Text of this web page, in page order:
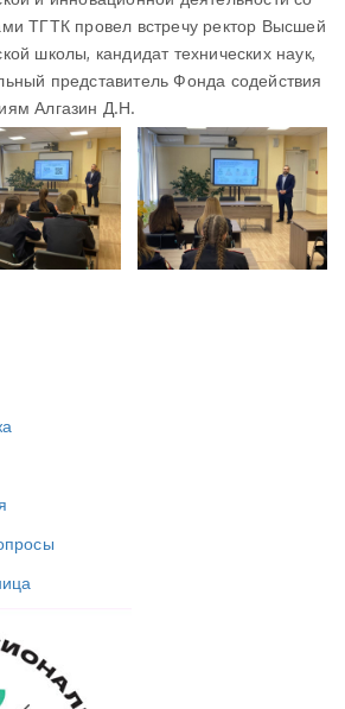
ТГТК провел встречу ректор Высшей
школы, кандидат технических наук,
представитель Фонда содействия
Алгазин Д.Н.